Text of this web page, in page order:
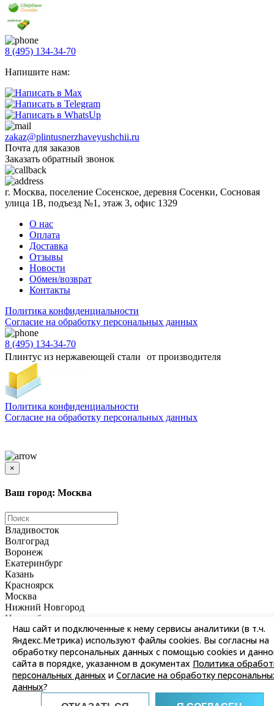
8 (495) 134-34-70
Напишите нам:
zakaz@plintusnerzhaveyushchii.ru
Почта для заказов
Заказать обратный звонок
г. Москва, поселение Сосенское, деревня Сосенки, Сосновая
улица 1В, подъезд №1, этаж 3, офис 1329
О нас
Оплата
Доставка
Отзывы
Новости
Обмен/возврат
Контакты
Политика конфиденциальности
Согласиe на обработку персональных данных
8 (495) 134-34-70
Плинтус из нержавеющей стали от производителя
Политика конфиденциальности
Согласиe на обработку персональных данных
Наш сайт и подключенные к нему сервисы аналитики (в т.ч.
Яндекс.Метрика) используют файлы cookies. Вы согласны на
обработку персональных данных с помощью cookies и
сайта в порядке, указанном в документах Политика
персональных данных и Согласие на обработку
данных?
×
Ваш город: Москва
Владивосток
Волгоград
Воронеж
Екатеринбург
Казань
Красноярск
Москва
Нижний Новгород
Новосибирск
Омск
Пермь
Ростов-на-Дону
Самара
Санкт-Петербург
Саратов
Уфа